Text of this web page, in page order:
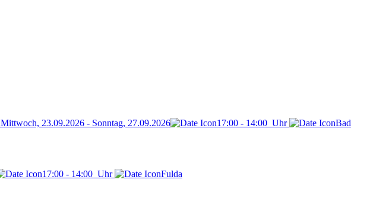
Mittwoch, 23.09.2026 - Sonntag, 27.09.2026 17:00 - 14:00 Uhr
Bad
17:00 - 14:00 Uhr Fulda